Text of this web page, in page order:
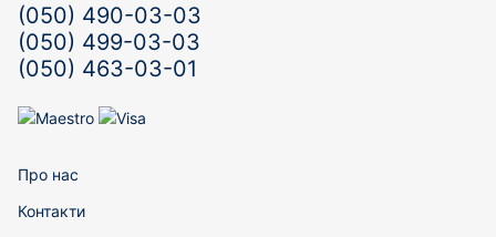
(050) 490-03-03
(050) 499-03-03
(050) 463-03-01
Про нас
Контакти